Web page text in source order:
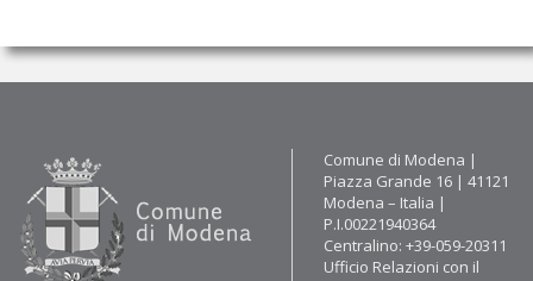
Contatti
Comune di Modena |
Piazza Grande 16 | 41121
Modena – Italia |
P.I.00221940364
Centralino: +39-059-20311
Ufficio Relazioni con il